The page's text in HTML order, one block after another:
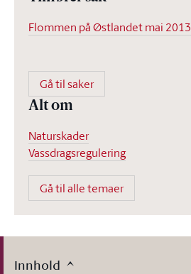
Flommen på Østlandet mai 2013
Gå til saker
Alt om
Naturskader
Vassdragsregulering
Gå til alle temaer
Innhold